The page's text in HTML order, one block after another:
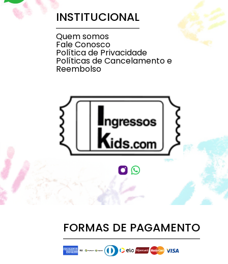
INSTITUCIONAL
Quem somos
Fale Conosco
Política de Privacidade
Políticas de Cancelamento e
Reembolso
FORMAS DE PAGAMENTO